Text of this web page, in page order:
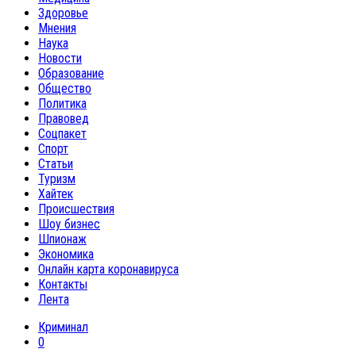
Здоровье
Мнения
Наука
Новости
Образование
Общество
Политика
Правовед
Соцпакет
Спорт
Статьи
Туризм
Хайтек
Происшествия
Шоу бизнес
Шпионаж
Экономика
Онлайн карта коронавируса
Контакты
Лента
Криминал
0